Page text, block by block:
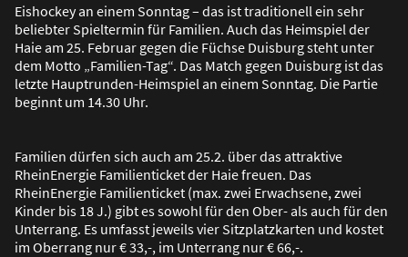
Eishockey an einem Sonntag – das ist traditionell ein sehr
beliebter Spieltermin für Familien. Auch das Heimspiel der
Haie am 25. Februar gegen die Füchse Duisburg steht unter
dem Motto „Familien-Tag“. Das Match gegen Duisburg ist das
letzte Hauptrunden-Heimspiel an einem Sonntag. Die Partie
beginnt um 14.30 Uhr.
Familien dürfen sich auch am 25.2. über das attraktive
RheinEnergie Familienticket der Haie freuen. Das
RheinEnergie Familienticket (max. zwei Erwachsene, zwei
Kinder bis 18 J.) gibt es sowohl für den Ober- als auch für den
Unterrang. Es umfasst jeweils vier Sitzplatzkarten und kostet
im Oberrang nur € 33,-, im Unterrang nur € 66,-.